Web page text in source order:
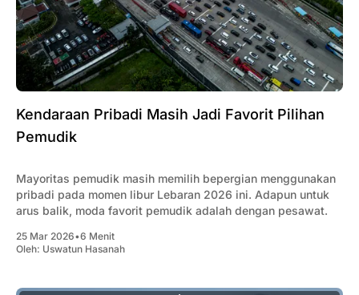
Kendaraan Pribadi Masih Jadi Favorit Pilihan
Pemudik
Mayoritas pemudik masih memilih bepergian menggunakan
pribadi pada momen libur Lebaran 2026 ini. Adapun untuk
arus balik, moda favorit pemudik adalah dengan pesawat.
25 Mar 2026•6 Menit
Oleh: Uswatun Hasanah